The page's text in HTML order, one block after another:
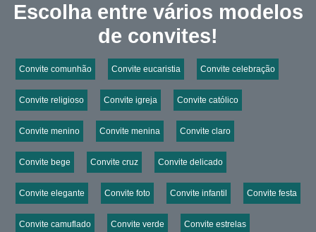
Escolha entre vários modelos
de convites!
Convite comunhão Convite eucaristia Convite celebração
Convite religioso Convite igreja Convite católico
Convite menino Convite menina Convite claro
Convite bege Convite cruz Convite delicado
Convite elegante Convite foto Convite infantil Convite festa
Convite camuflado Convite verde Convite estrelas